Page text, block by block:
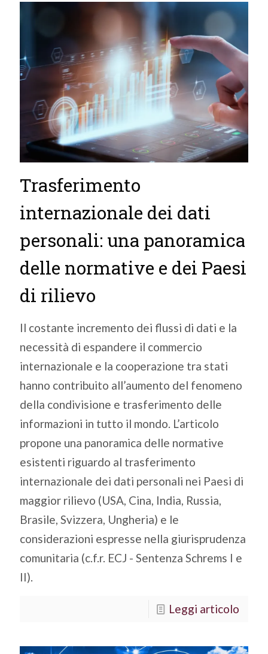
Trasferimento
internazionale dei dati
personali: una panoramica
delle normative e dei Paesi
di rilievo
Il costante incremento dei flussi di dati e la
necessità di espandere il commercio
internazionale e la cooperazione tra stati
hanno contribuito all’aumento del fenomeno
della condivisione e trasferimento delle
informazioni in tutto il mondo. L’articolo
propone una panoramica delle normative
esistenti riguardo al trasferimento
internazionale dei dati personali nei Paesi di
maggior rilievo (USA, Cina, India, Russia,
Brasile, Svizzera, Ungheria) e le
considerazioni espresse nella giurisprudenza
comunitaria (c.f.r. ECJ - Sentenza Schrems I e
II).
Leggi articolo